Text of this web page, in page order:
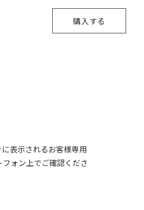
購入する
表示されるお客様専用
ォン上でご確認くださ